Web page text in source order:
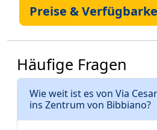
Preise &
Häufige Fragen
Wie weit ist es von Via
ins Zentrum von Bibbiano?